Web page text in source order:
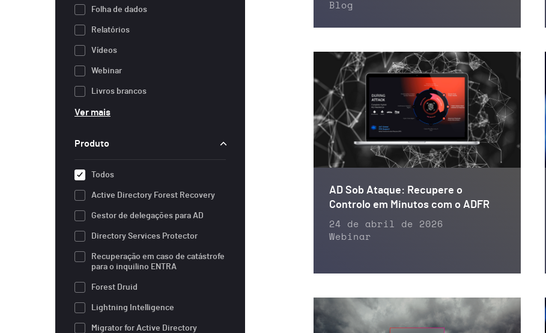
Folha de dados
Relatórios
Vídeos
Webinar
Livros brancos
Ver mais
Produto
Todos
Active Directory Forest Recovery
Gestor de delegações para AD
Directory Services Protector
Recuperação em caso de catástrofe
para o inquilino ENTRA
Forest Druid
Lightning Intelligence
Migrator for Active Directory
Blog
AD Sob Ataque: Recupere o
Controlo em Minutos com o ADFR
24 de abril de 2026
Webinar